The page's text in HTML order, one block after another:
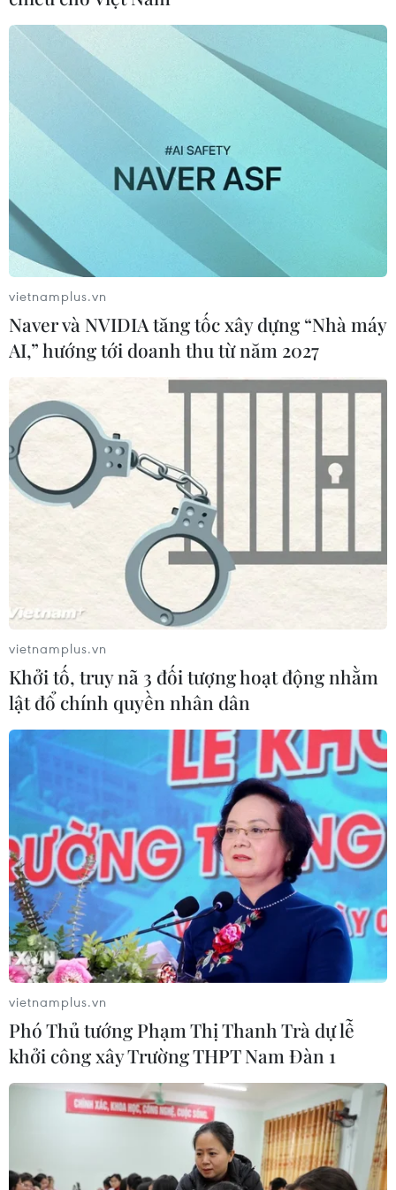
TIN CÙNG CHUYÊN MỤC
Bế mạc Hội thi lực lượng tham gia
bảo vệ an ninh, trật tự ở cơ sở giỏi
vietnamplus.vn
Naver và NVIDIA tăng tốc xây dựng “Nhà máy
AI,” hướng tới doanh thu từ năm 2027
vietnamplus.vn
Khởi tố, truy nã 3 đối tượng hoạt động nhằm
lật đổ chính quyền nhân dân
vietnamplus.vn
Phó Thủ tướng Phạm Thị Thanh Trà dự lễ
khởi công xây Trường THPT Nam Đàn 1